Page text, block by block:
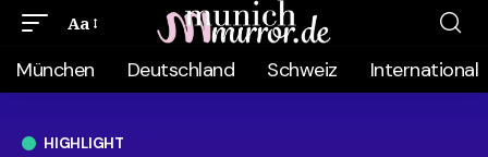
Aa
München Deutschland Schweiz International
HIGHLIGHT